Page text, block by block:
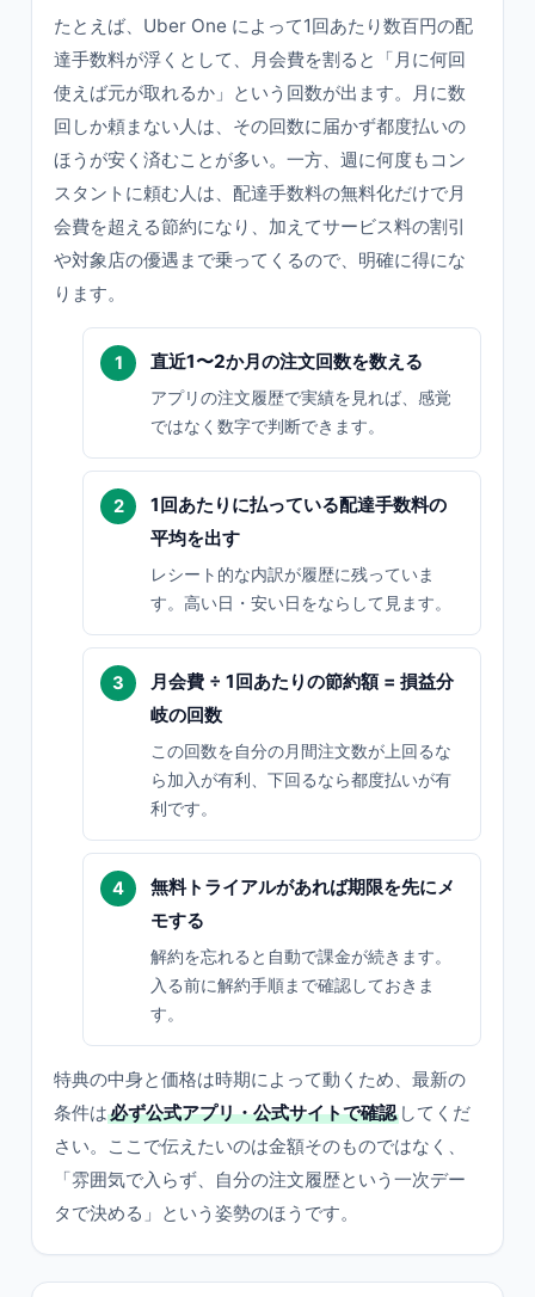
たとえば、Uber One によって1回あたり数百円の配
達手数料が浮くとして、月会費を割ると「月に何回
使えば元が取れるか」という回数が出ます。月に数
回しか頼まない人は、その回数に届かず都度払いの
ほうが安く済むことが多い。一方、週に何度もコン
スタントに頼む人は、配達手数料の無料化だけで月
会費を超える節約になり、加えてサービス料の割引
や対象店の優遇まで乗ってくるので、明確に得にな
ります。
直近1〜2か月の注文回数を数える
アプリの注文履歴で実績を見れば、感覚
ではなく数字で判断できます。
1回あたりに払っている配達手数料の
平均を出す
レシート的な内訳が履歴に残っていま
す。高い日・安い日をならして見ます。
月会費 ÷ 1回あたりの節約額 = 損益分
岐の回数
この回数を自分の月間注文数が上回るな
ら加入が有利、下回るなら都度払いが有
利です。
無料トライアルがあれば期限を先にメ
モする
解約を忘れると自動で課金が続きます。
入る前に解約手順まで確認しておきま
す。
特典の中身と価格は時期によって動くため、最新の
条件は必ず公式アプリ・公式サイトで確認 してくだ
さい。ここで伝えたいのは金額そのものではなく、
「雰囲気で入らず、自分の注文履歴という一次デー
タで決める」という姿勢のほうです。